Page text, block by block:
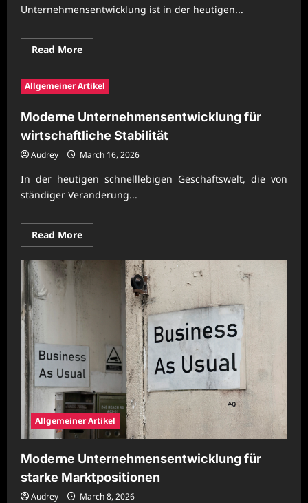
Unternehmensentwicklung ist in der heutigen...
Read MoreRead
more
Nachhaltige
Unternehmensentwicklung
für
Prozesslandschaften
Allgemeiner Artikel
Moderne Unternehmensentwicklung für
wirtschaftliche Stabilität
Audrey March 16, 2026
In der heutigen schnelllebigen Geschäftswelt, die von
ständiger Veränderung...
Read MoreRead
more
Moderne
Unternehmensentwicklung
wirtschaftliche
Allgemeiner Artikel
Moderne Unternehmensentwicklung für
starke Marktpositionen
Audrey March 8, 2026